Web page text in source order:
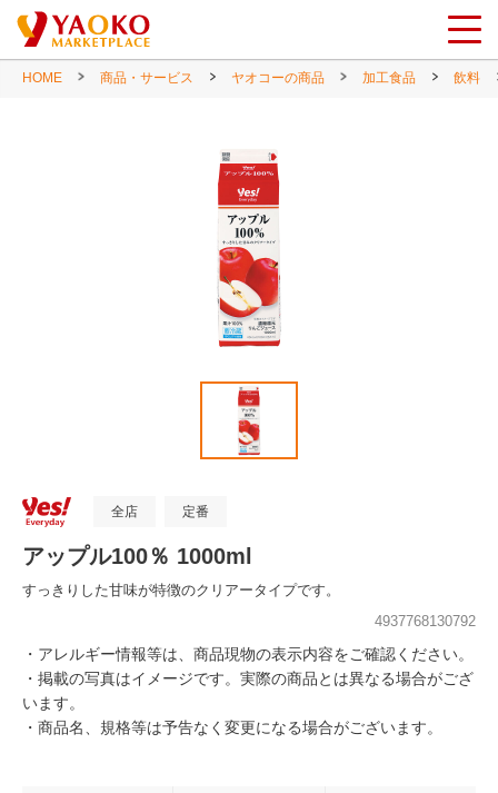
HOME 商品・サービス ヤオコーの商品 加工食品 飲料
全店 定番
アップル100％ 1000ml
すっきりした甘味が特徴のクリアータイプです。
4937768130792
・アレルギー情報等は、商品現物の表示内容をご確認ください。
・掲載の写真はイメージです。実際の商品とは異なる場合がござ
います。
・商品名、規格等は予告なく変更になる場合がございます。